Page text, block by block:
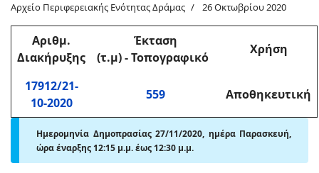
Αρχείο Περιφερειακής Ενότητας Δράμας 26 Οκτωβρίου 2020
Αριθμ.
Διακήρυξης
Έκταση
(τ.μ)-Τοπογραφικό
Χρήση
17912/21-
10-2020
559 Αποθηκευτική
Ημερομηνία Δημοπρασίας 27/11/2020, ημέρα Παρασκευή,
ώρα έναρξης 12:15 μ.μ. έως 12:30 μ.μ.